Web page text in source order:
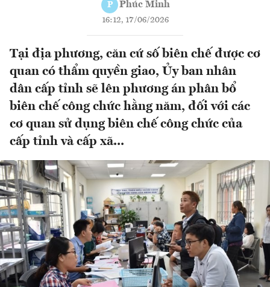
P Phúc Minh
16:12, 17/06/2026
Tại địa phương, căn cứ số biên chế được cơ
quan có thẩm quyền giao, Ủy ban nhân
dân cấp tỉnh sẽ lên phương án phân bổ
biên chế công chức hằng năm, đối với các
cơ quan sử dụng biên chế công chức của
cấp tỉnh và cấp xã...